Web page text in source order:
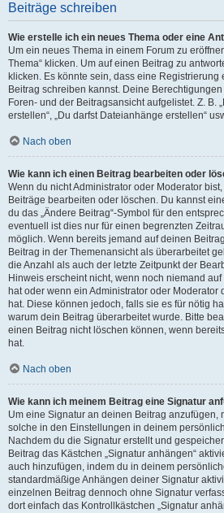
Beiträge schreiben
Wie erstelle ich ein neues Thema oder eine
Um ein neues Thema in einem Forum zu
Thema“ klicken. Um auf einen Beitrag zu
klicken. Es könnte sein, dass eine
Beitrag schreiben kannst. Deine
Foren- und der Beitragsansicht aufgelistet. Z. B.
erstellen“, „Du darfst Dateianhänge erstellen“
Nach oben
Wie kann ich einen Beitrag bearbeiten oder
Wenn du nicht Administrator oder Moderator
Beiträge bearbeiten oder löschen. Du kannst
du das „Ändere Beitrag“-Symbol für den
eventuell ist dies nur für einen begrenzten
möglich. Wenn bereits jemand auf deinen
Beitrag in der Themenansicht als überarbeitet
die Anzahl als auch der letzte Zeitpunkt der
Hinweis erscheint nicht, wenn noch niemand
hat oder wenn ein Administrator oder
hat. Diese können jedoch, falls sie es für nötig
warum dein Beitrag überarbeitet wurde. Bitte
einen Beitrag nicht löschen können, wenn
hat.
Nach oben
Wie kann ich meinem Beitrag eine Signatur
Um eine Signatur an deinen Beitrag anzufügen,
solche in den Einstellungen in deinem
Nachdem du die Signatur erstellt und
Beitrag das Kästchen „Signatur anhängen“
auch hinzufügen, indem du in deinem
standardmäßige Anhängen deiner Signatur
einzelnen Beitrag dennoch ohne Signatur
dort einfach das Kontrollkästchen „Signatur